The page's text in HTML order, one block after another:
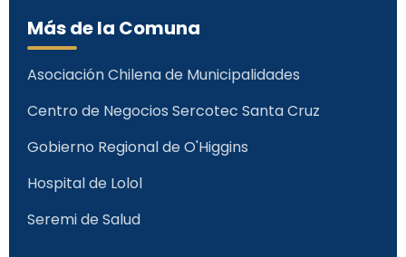
Más de la Comuna
Asociación Chilena de Municipalidades
Centro de Negocios Sercotec Santa Cruz
Gobierno Regional de O'Higgins
Hospital de Lolol
Seremi de Salud